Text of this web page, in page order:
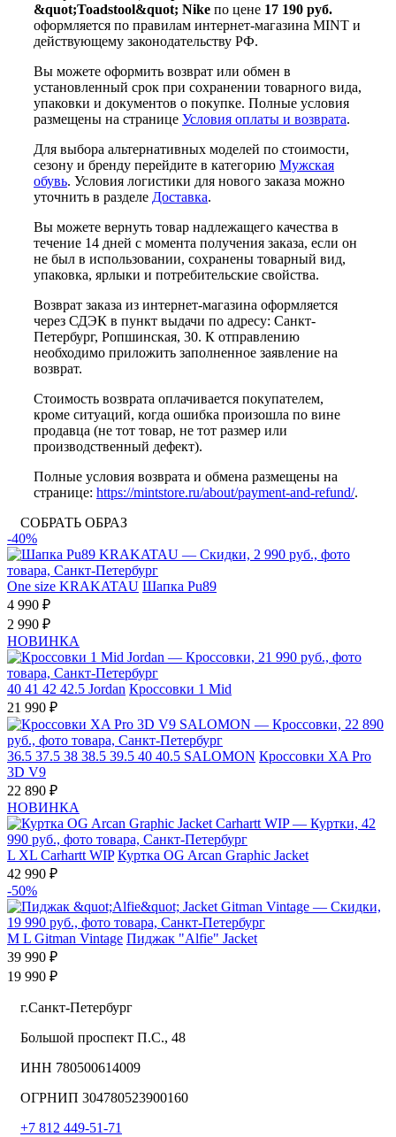
&quot;Toadstool&quot; Nike по цене 17 190 руб.
оформляется по правилам интернет-магазина MINT и
действующему законодательству РФ.
Вы можете оформить возврат или обмен в
установленный срок при сохранении товарного вида,
упаковки и документов о покупке. Полные условия
размещены на странице Условия оплаты и возврата.
Для выбора альтернативных моделей по стоимости,
сезону и бренду перейдите в категорию Мужская
обувь. Условия логистики для нового заказа можно
уточнить в разделе Доставка.
Вы можете вернуть товар надлежащего качества в
течение 14 дней с момента получения заказа, если он
не был в использовании, сохранены товарный вид,
упаковка, ярлыки и потребительские свойства.
Возврат заказа из интернет-магазина оформляется
через СДЭК в пункт выдачи по адресу: Санкт-
Петербург, Ропшинская, 30. К отправлению
необходимо приложить заполненное заявление на
возврат.
Стоимость возврата оплачивается покупателем,
кроме ситуаций, когда ошибка произошла по вине
продавца (не тот товар, не тот размер или
производственный дефект).
Полные условия возврата и обмена размещены на
странице: https://mintstore.ru/about/payment-and-refund/.
СОБРАТЬ ОБРАЗ
-40%
One size KRAKATAU Шапка Pu89
4 990 ₽
2 990 ₽
НОВИНКА
40 41 42 42.5 Jordan Кроссовки 1 Mid
21 990 ₽
36.5 37.5 38 38.5 39.5 40 40.5 SALOMON Кроссовки XA Pro
3D V9
22 890 ₽
НОВИНКА
L XL Carhartt WIP Куртка OG Arcan Graphic Jacket
42 990 ₽
-50%
M L Gitman Vintage Пиджак "Alfie" Jacket
39 990 ₽
19 990 ₽
г.Санкт-Петербург
Большой проспект П.С., 48
ИНН 780500614009
ОГРНИП 304780523900160
+7 812 449-51-71